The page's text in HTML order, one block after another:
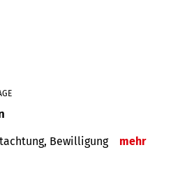
Bewilligung mehr